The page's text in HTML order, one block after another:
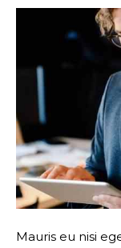
Mauris eu nisi